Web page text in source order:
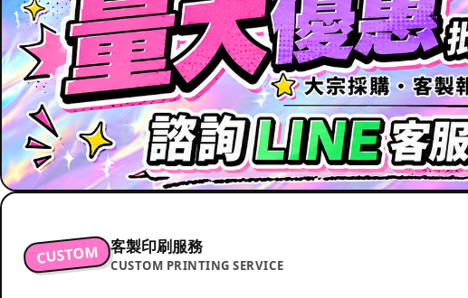
CUSTOM 客製印刷服務
CUSTOM PRINTING SERVICE